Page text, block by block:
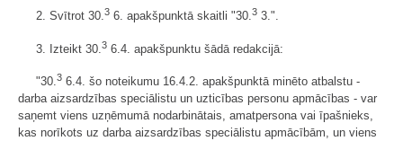
2. Svītrot 30.3 6. apakšpunktā skaitli "30.3 3.".
3. Izteikt 30. 3 6.4. apakšpunktu šādā redakcijā:
"30.3 6.4. šo noteikumu 16.4.2. apakšpunktā minēto atbalstu -
darba aizsardzības speciālistu un uzticības personu apmācības - var
saņemt viens uzņēmumā nodarbinātais, amatpersona vai īpašnieks,
kas norīkots uz darba aizsardzības speciālistu apmācībām, un viens